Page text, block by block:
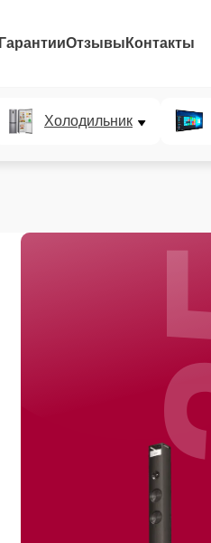
ГарантииОтзывы Контакты
Холодильник